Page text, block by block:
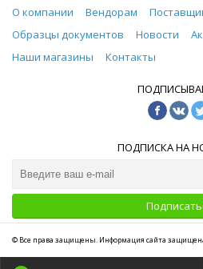
О компании Вендорам
Образцы документов
Новости
Наши магазины
Контакты
ПОДПИСКА НА
© Все права защищены. Информация сайта защищена